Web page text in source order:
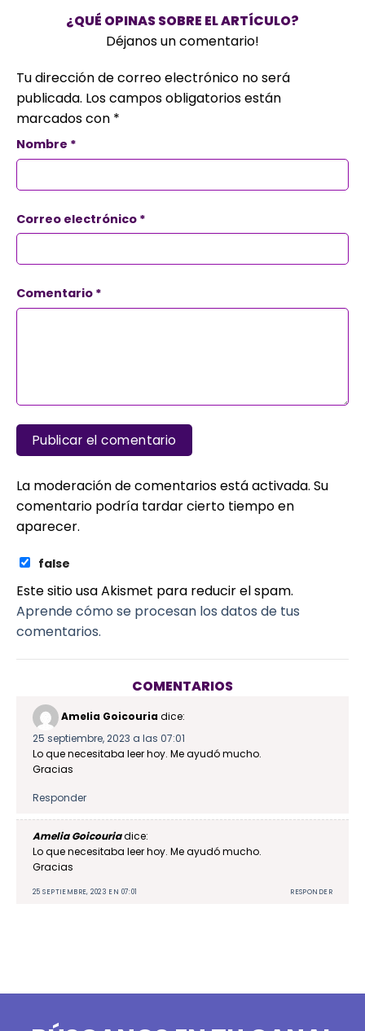
¿QUÉ OPINAS SOBRE EL ARTÍCULO?
Déjanos un comentario!
Tu dirección de correo electrónico no será
publicada. Los campos obligatorios están
marcados con *
Nombre *
Correo electrónico *
Comentario *
La moderación de comentarios está activada. Su
comentario podría tardar cierto tiempo en
aparecer.
false
Este sitio usa Akismet para reducir el spam.
Aprende cómo se procesan los datos de tus
comentarios.
COMENTARIOS
Amelia Goicouriadice:
25 septiembre, 2023 a las 07:01
Lo que necesitaba leer hoy. Me ayudó mucho.
Gracias
Responder
Amelia Goicouriadice:
Lo que necesitaba leer hoy. Me ayudó mucho.
Gracias
25 SEPTIEMBRE, 2023 EN 07:01 RESPONDER